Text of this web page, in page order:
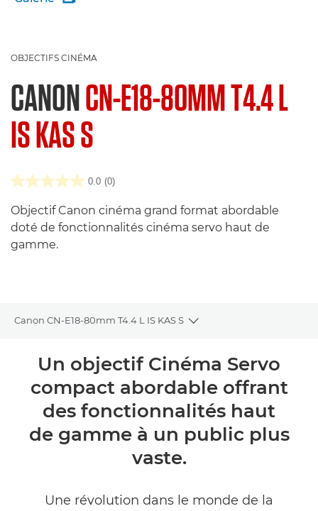
OBJECTIFS CINÉMA
CANONCN-E18-80MM T4.4 L
IS KAS S
0.0 (0)
Objectif Canon cinéma grand format abordable
doté de fonctionnalités cinéma servo haut de
gamme.
Canon CN-E18-80mm T4.4 L IS KAS S
Toggle breadcrumbs
Présentation
Caractéristiques
Commentaires
Un objectif Cinéma Servo
compact abordable offrant
des fonctionnalités haut
de gamme à un public plus
vaste.
Une révolution dans le monde de la